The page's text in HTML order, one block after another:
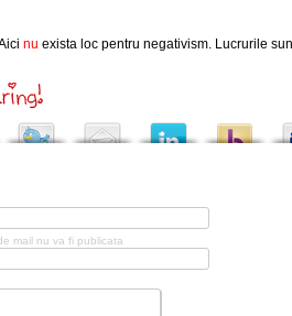
nu exista loc pentru negativism. Lucrurile
mail nu va fi publicata